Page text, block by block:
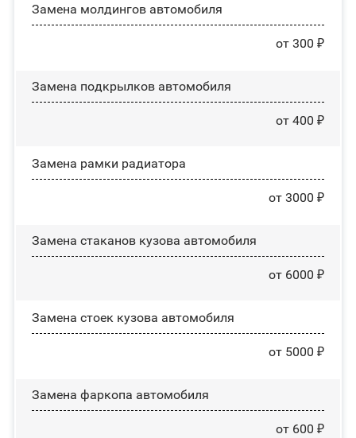
Замена молдингов автомобиля
от 300 ₽
Замена пoдĸpылĸoв автомобиля
от 400 ₽
Замена рамки радиатора
от 3000 ₽
Замена стаканов кузова автомобиля
от 6000 ₽
Замена стоек кузова автомобиля
от 5000 ₽
Замена фаркопа автомобиля
от 600 ₽